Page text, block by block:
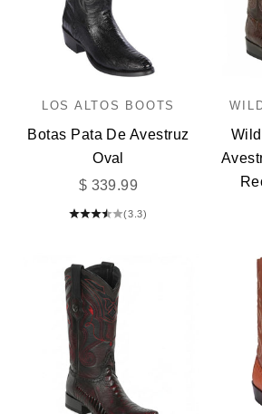
LOS ALTOS BOOTS
Botas Pata De Avestruz
Oval
Precio de oferta
$ 339.99
(3.3)